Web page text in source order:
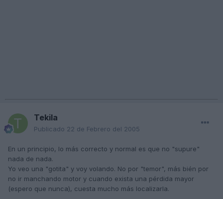
Tekila
Publicado 22 de Febrero del 2005
En un principio, lo más correcto y normal es que no "supure"
nada de nada.
Yo veo una "gotita" y voy volando. No por "temor", más bién por
no ir manchando motor y cuando exista una pérdida mayor
(espero que nunca), cuesta mucho más localizarla.